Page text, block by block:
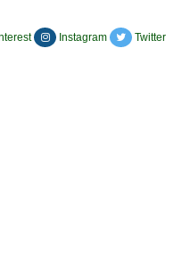
Instagram Twitter